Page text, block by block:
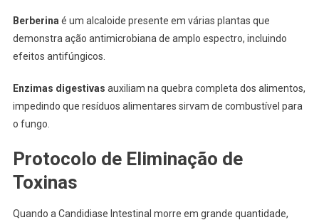
Berberina é um alcaloide presente em várias plantas que
demonstra ação antimicrobiana de amplo espectro, incluindo
efeitos antifúngicos.
Enzimas digestivas auxiliam na quebra completa dos alimentos,
impedindo que resíduos alimentares sirvam de combustível para
o fungo.
Protocolo de Eliminação de
Toxinas
Quando a Candidiase Intestinal morre em grande quantidade,